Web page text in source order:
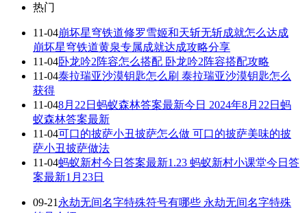
热门
11-04崩坏星穹铁道修罗雪姬和天斩无斩成就怎么达成
崩坏星穹铁道黄泉专属成就达成攻略分享
11-04卧龙吟2阵容怎么搭配 卧龙吟2阵容搭配攻略
11-04泰拉瑞亚沙漠钥匙怎么刷 泰拉瑞亚沙漠钥匙怎么
获得
11-048月22日蚂蚁森林答案最新今日 2024年8月22日蚂
蚁森林答案最新
11-04可口的披萨小丑披萨怎么做 可口的披萨美味的披
萨小丑披萨做法
11-04蚂蚁新村今日答案最新1.23 蚂蚁新村小课堂今日答
案最新1月23日
09-21 永劫无间名字特殊符号有哪些 永劫无间名字特殊